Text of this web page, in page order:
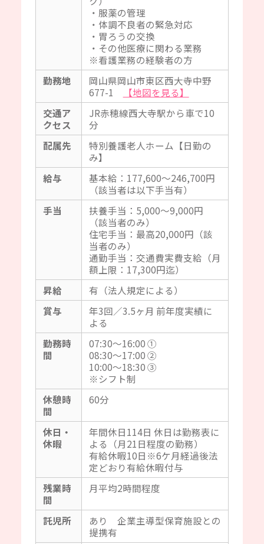
・服薬の管理
・体調不良者の緊急対応
・胃ろうの交換
・その他医療に関わる業務
※看護業務の経験者の方
勤務地
岡山県岡山市東区西大寺中野
677-1
【地図を見る】
交通ア
クセス
JR赤穂線西大寺駅から車で10
分
配属先
特別養護老人ホーム【日勤の
み】
給与
基本給：177,600～246,700円
（該当者は以下手当有）
手当
扶養手当：5,000～9,000円
（該当者のみ）
住宅手当：最高20,000円（該
当者のみ）
通勤手当：交通費実費支給（月
額上限：17,300円迄）
昇給
有（法人規定による）
賞与
年3回／3.5ヶ月 前年度実績に
よる
勤務時
間
07:30～16:00 ①
08:30～17:00 ②
10:00～18:30 ③
※シフト制
休憩時
間
60分
休日・
休暇
年間休日114日 休日は勤務表に
よる（月21日程度の勤務）
有給休暇10日※6ケ月経過後法
定どおり有給休暇付与
残業時
間
月平均2時間程度
託児所
あり 企業主導型保育施設との
提携有